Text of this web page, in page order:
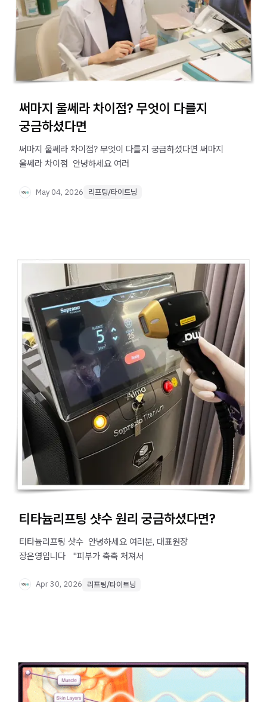
써마지 울쎄라 차이점? 무엇이 다를지
궁금하셨다면
써마지 울쎄라 차이점? 무엇이 다를지 궁금하셨다면 써마지
울쎄라 차이점 ​ 안녕하세요 여러
May 04, 2026 리프팅/타이트닝
티타늄리프팅 샷수 원리 궁금하셨다면?
티타늄리프팅 샷수 ​ 안녕하세요 여러분, 대표원장
장은영입니다 ​ ​ "피부가 축축 처져서
Apr 30, 2026 리프팅/타이트닝